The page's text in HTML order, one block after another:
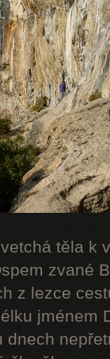
těla k
zvané
z lezce
jménem